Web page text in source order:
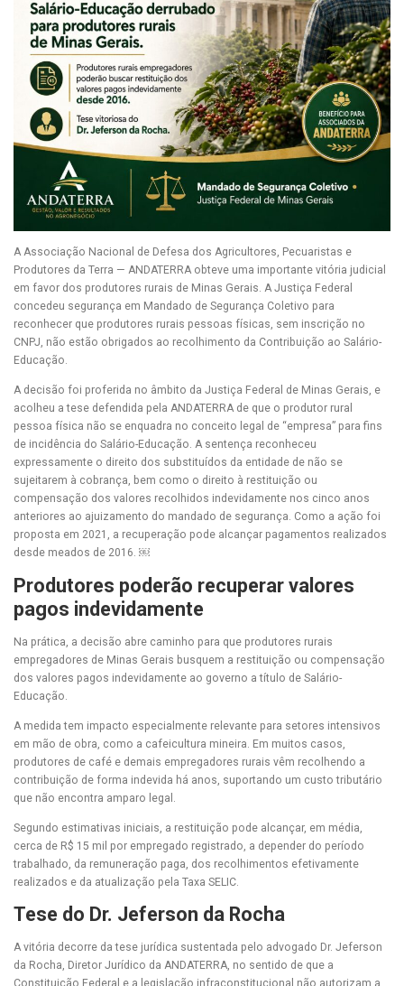
A Associação Nacional de Defesa dos Agricultores, Pecuaristas e
Produtores da Terra — ANDATERRA obteve uma importante vitória judicial
em favor dos produtores rurais de Minas Gerais. A Justiça Federal
concedeu segurança em Mandado de Segurança Coletivo para
reconhecer que produtores rurais pessoas físicas, sem inscrição no
CNPJ, não estão obrigados ao recolhimento da Contribuição ao Salário-
Educação.
A decisão foi proferida no âmbito da Justiça Federal de Minas Gerais, e
acolheu a tese defendida pela ANDATERRA de que o produtor rural
pessoa física não se enquadra no conceito legal de “empresa” para fins
de incidência do Salário-Educação. A sentença reconheceu
expressamente o direito dos substituídos da entidade de não se
sujeitarem à cobrança, bem como o direito à restituição ou
compensação dos valores recolhidos indevidamente nos cinco anos
anteriores ao ajuizamento do mandado de segurança. Como a ação foi
proposta em 2021, a recuperação pode alcançar pagamentos realizados
desde meados de 2016. ￼
Produtores poderão recuperar valores
pagos indevidamente
Na prática, a decisão abre caminho para que produtores rurais
empregadores de Minas Gerais busquem a restituição ou compensação
dos valores pagos indevidamente ao governo a título de Salário-
Educação.
A medida tem impacto especialmente relevante para setores intensivos
em mão de obra, como a cafeicultura mineira. Em muitos casos,
produtores de café e demais empregadores rurais vêm recolhendo a
contribuição de forma indevida há anos, suportando um custo tributário
que não encontra amparo legal.
Segundo estimativas iniciais, a restituição pode alcançar, em média,
cerca de R$ 15 mil por empregado registrado, a depender do período
trabalhado, da remuneração paga, dos recolhimentos efetivamente
realizados e da atualização pela Taxa SELIC.
Tese do Dr. Jeferson da Rocha
A vitória decorre da tese jurídica sustentada pelo advogado Dr. Jeferson
da Rocha, Diretor Jurídico da ANDATERRA, no sentido de que a
Constituição Federal e a legislação infraconstitucional não autorizam a